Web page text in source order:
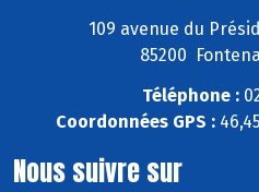
109 avenue du
85200
Téléphone :
Coordonnées GPS :
Nous suivre sur